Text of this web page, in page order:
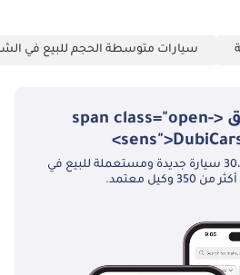
سيارات متوسطة الحجم للبيع في
تحميل تطبيق <span class="open-
استكشف أكثر من 30،000 سيارة جديدة ومستعملة للبيع في
وكيل معتمد.